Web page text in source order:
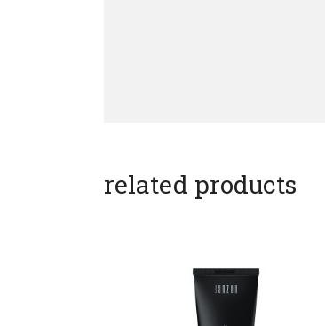
related products